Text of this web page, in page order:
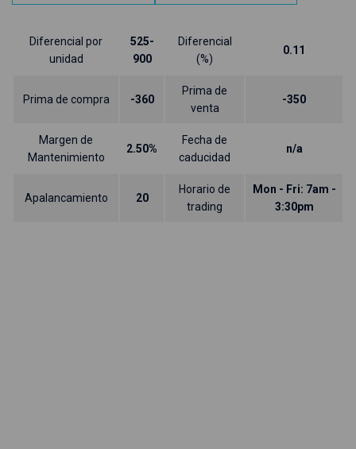
Diferencial por
unidad
525-
900
Diferencial
(%)
0.11
Prima de compra -360
Prima de
venta
-350
Margen de
Mantenimiento
2.50%
Fecha de
caducidad
n/a
Apalancamiento 20
Horario de
trading
Mon - Fri: 7am -
3:30pm